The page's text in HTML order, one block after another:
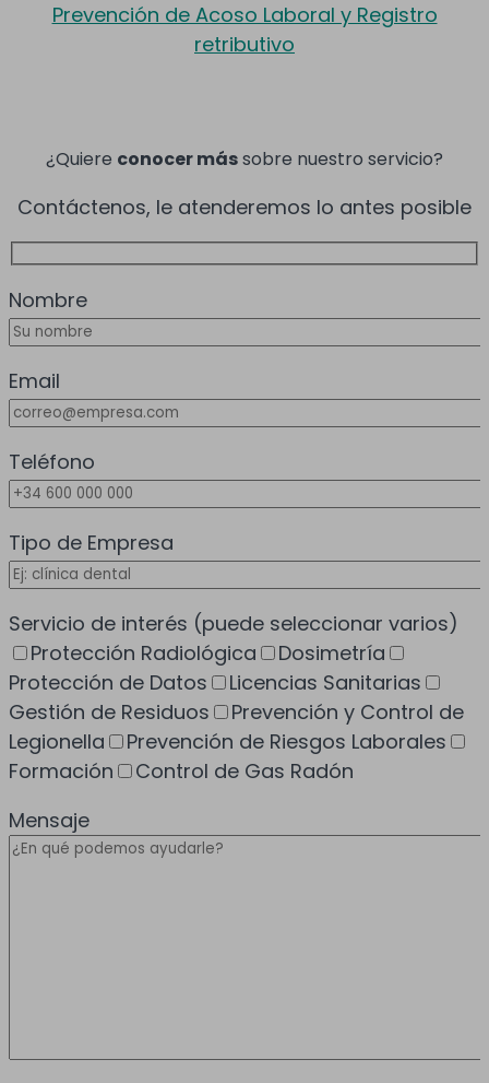
Prevención de Acoso Laboral y Registro
retributivo
¿Quiere conocer mássobre nuestro servicio?
Contáctenos, le atenderemos lo antes posible
Nombre
Email
Teléfono
Tipo de Empresa
Servicio de interés (puede seleccionar varios)
Protección Radiológica
Dosimetría
Protección de Datos
Licencias Sanitarias
Gestión de Residuos
Prevención y Control de
Legionella
Prevención de Riesgos Laborales
Formación
Control de Gas Radón
Mensaje